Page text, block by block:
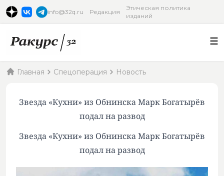
info@32q.ru Редакция
Этическая политика
изданий
Главная Спецоперация Новость
Звезда «Кухни» из Обнинска Марк Богатырёв
подал на развод
Звезда «Кухни» из Обнинска Марк Богатырёв
подал на развод